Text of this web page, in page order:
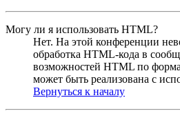
Могу ли я использовать HTML?
Нет. На этой конференции
обработка HTML-кода в
возможностей HTML по
может быть реализована с
Вернуться к началу